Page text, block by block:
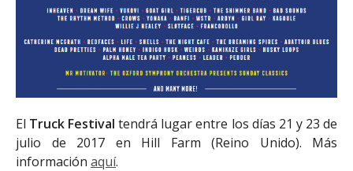
El Truck Festivaltendrá lugar entre los días 21 y 23 de
julio de 2017 en Hill Farm (Reino Unido). Más
información aquí.